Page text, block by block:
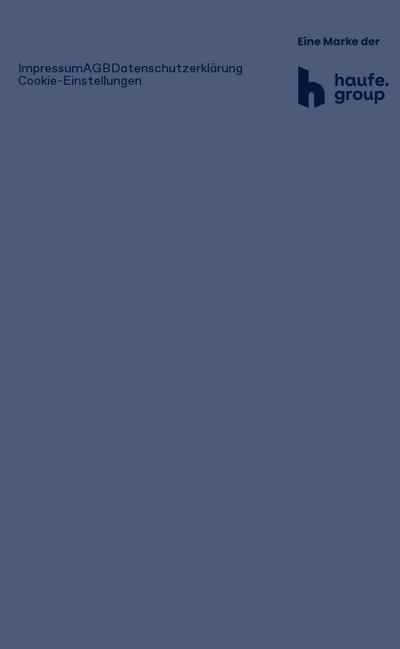
ImpressumAGB(öffnet
in
einem
Datenschutzerklärung
Cookie-Einstellungen